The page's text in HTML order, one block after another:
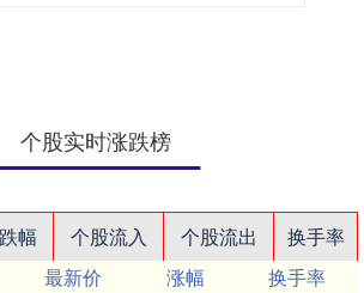
个股实时涨跌榜
幅 个股流入 个股流出
换手率
最新价 涨幅
换手率